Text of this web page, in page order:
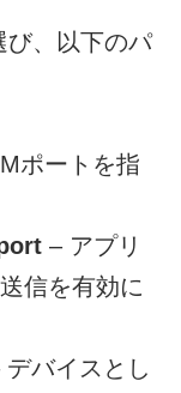
び、以下のパ
ポートを指
– アプリ
信を有効に
デバイスとし